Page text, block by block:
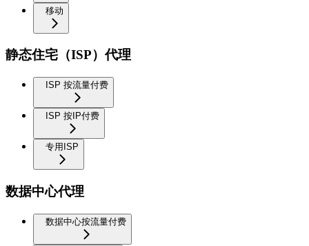
移动
静态住宅（ISP）代理
ISP 按流量付费
ISP 按IP付费
专用ISP
数据中心代理
数据中心按流量付费